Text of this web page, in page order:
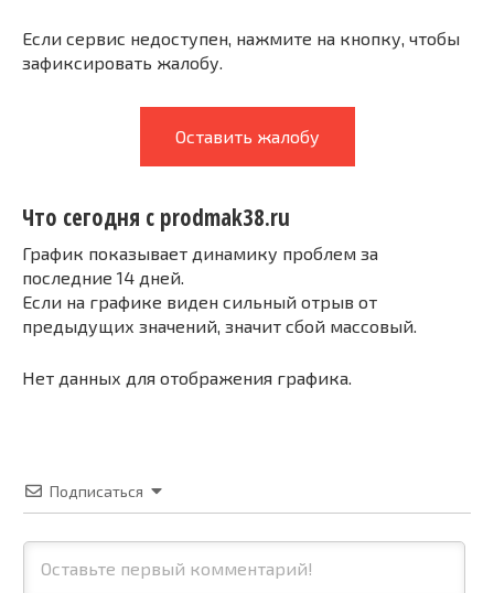
Если сервис недоступен, нажмите на кнопку, чтобы
зафиксировать жалобу.
Оставить жалобу
Что сегодня с prodmak38.ru
График показывает динамику проблем за
последние 14 дней.
Если на графике виден сильный отрыв от
предыдущих значений, значит сбой массовый.
Нет данных для отображения графика.
Подписаться